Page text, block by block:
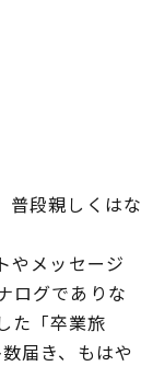
普段親しくはな
やメッセージ
ログでありな
た「卒業旅
届き、もはや